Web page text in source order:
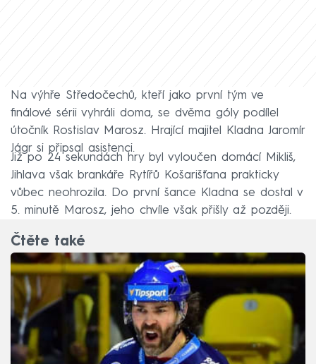
Na výhře Středočechů, kteří jako první tým ve
finálové sérii vyhráli doma, se dvěma góly podílel
útočník Rostislav Marosz. Hrající majitel Kladna Jaromír
Jágr si připsal asistenci.
Již po 24 sekundách hry byl vyloučen domácí Mikliš,
Jihlava však brankáře Rytířů Košarišťana prakticky
vůbec neohrozila. Do první šance Kladna se dostal v
5. minutě Marosz, jeho chvíle však přišly až později.
Čtěte také